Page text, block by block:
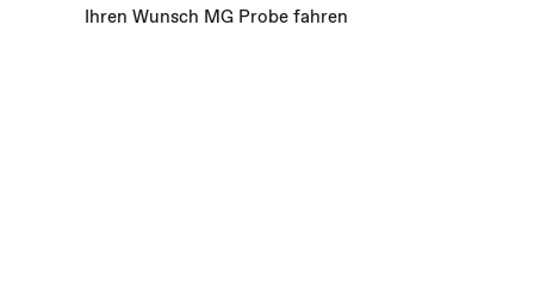
Ihren Wunsch MG Probe fahren